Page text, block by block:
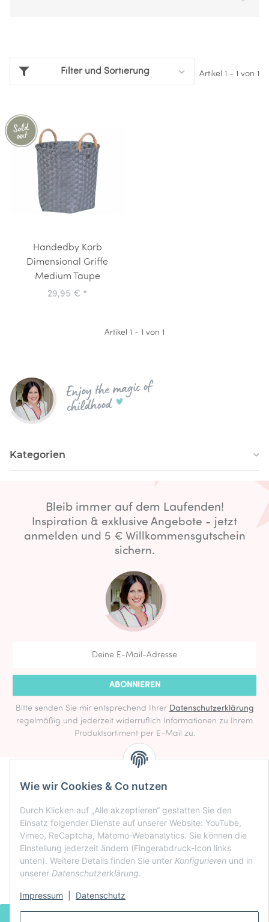
Wie wir Cookies & Co nutzen
Durch Klicken auf „Alle akzeptieren“ gestatten Sie den
Einsatz folgender Dienste auf unserer Website: YouTube,
Vimeo, ReCaptcha, Matomo-Webanalytics. Sie können die
Einstellung jederzeit ändern (Fingerabdruck-Icon links
unten). Weitere Details finden Sie unter Konfigurieren und in
unserer Datenschutzerklärung.
Impressum Datenschutz
Filter und Sortierung Artikel 1 - 1 von 1
Handedby Korb
Dimensional Griffe
Medium Taupe
29,95 € *
Artikel 1 - 1 von 1
Enjoy the magic of
childhood
Kategorien
Bleib immer auf dem Laufenden!
Inspiration & exklusive Angebote - jetzt
anmelden und 5 € Willkommensgutschein
sichern.
ABONNIEREN
Bitte senden Sie mir entsprechend Ihrer Datenschutzerklärung
regelmäßig und jederzeit widerruflich Informationen zu Ihrem
Produktsortiment per E-Mail zu.
Informationen
Zahlung & Versand